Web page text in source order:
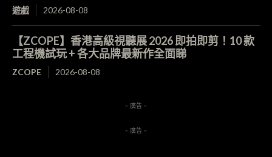
遊戲 2026-08-08
【ZCOPE】香港高級視聽展 2026 即拍即剪！10 款
工程機試玩 + 各大品牌最新作全面睇
ZCOPE 2026-08-08
- 廣告 -
- 廣告 -